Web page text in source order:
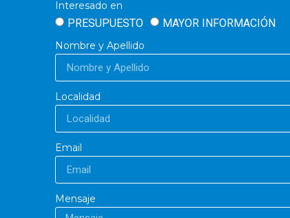
Interesado en
PRESUPUESTO MAYOR INFORMACIÓN
Nombre y Apellido
Localidad
Email
Mensaje